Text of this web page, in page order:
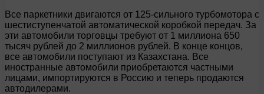
Все паркетники двигаются от 125-сильного турбомотора с
шестиступенчатой автоматической коробкой передач. За
эти автомобили торговцы требуют от 1 миллиона 650
тысяч рублей до 2 миллионов рублей. В конце концов,
все автомобили поступают из Казахстана. Все
иностранные автомобили приобретаются частными
лицами, импортируются в Россию и теперь продаются
автодилерами.